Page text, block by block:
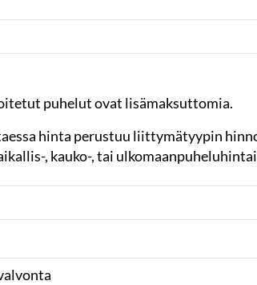
puhelut ovat lisämaksuttomia.
hinta perustuu liittymätyypin
, kauko-, tai